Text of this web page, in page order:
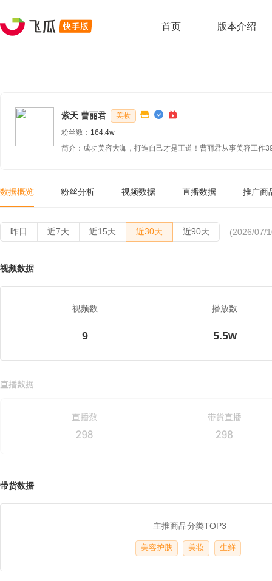
首页 版本介绍
紫天 曹丽君
美妆
粉丝数： 164.4w
简介：成功美容大咖，打造自己才是王道！曹丽君从事美容工作
数据概览 粉丝分析 视频数据 直播数据 推广商
昨日 近7天 近15天 近30天 近90天 (2026/07/
视频数据
视频数
9
播放数
5.5w
带货数据
主推商品分类TOP3
美容护肤 美妆 生鲜